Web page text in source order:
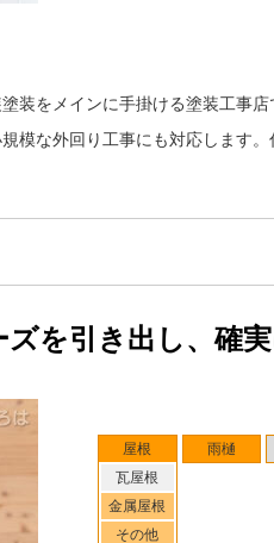
装をメインに手掛ける塗装工事
模な外回り工事にも対応します
を引き出し、確
屋根
瓦屋根
金属屋根
その他
雨樋